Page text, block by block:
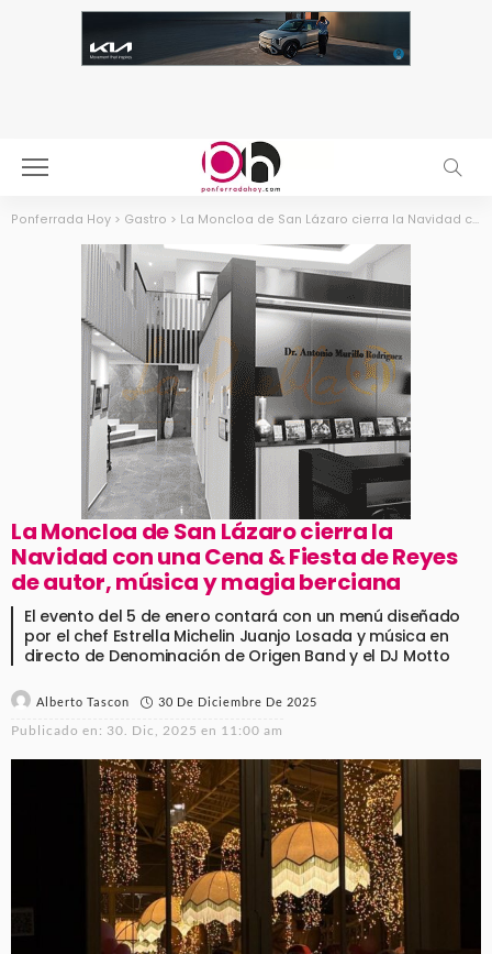
Ponferrada Hoy > Gastro > La Moncloa de San Lázaro cierra la Navidad con una Cena & Fiesta de Reyes de autor, música y magia berciana
La Moncloa de San Lázaro cierra la
Navidad con una Cena & Fiesta de Reyes
de autor, música y magia berciana
El evento del 5 de enero contará con un menú diseñado
por el chef Estrella Michelin Juanjo Losada y música en
directo de Denominación de Origen Band y el DJ Motto
Alberto Tascon 30 De Diciembre De 2025
Publicado en: 30. Dic, 2025 en 11:00 am